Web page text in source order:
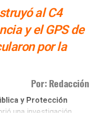
al C4
y el GPS de
por la
Por: Redacción
y Protección